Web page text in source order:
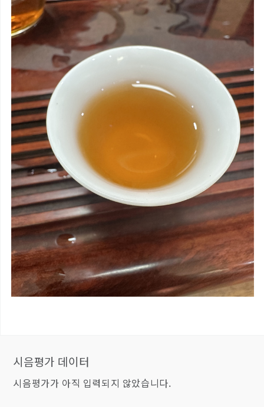
시음평가 데이터
시음평가가 아직 입력되지 않았습니다.